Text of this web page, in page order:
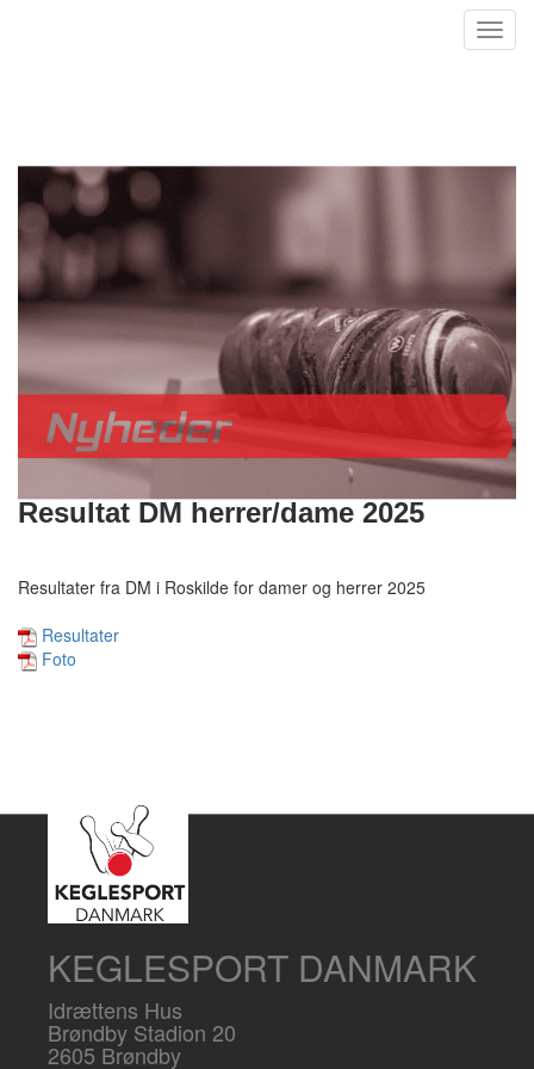
Resultat DM herrer/dame 2025
Resultater fra DM i Roskilde for damer og herrer 2025
Resultater
Foto
KEGLESPORT DANMARK
Idrættens Hus
Brøndby Stadion 20
2605 Brøndby